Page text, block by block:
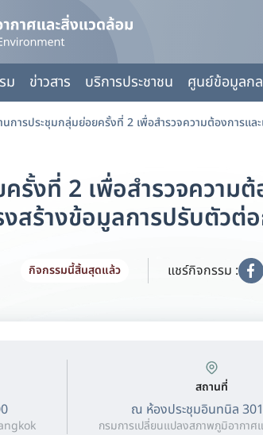
ม ข่าวสาร บริการประชาชน ศูนย์ข้อมูลก
รั้งที่ 2 เพื่อสำรวจความ
สร้างข้อมูลการปรับตัวต่
กิจกรรมนี้สิ้นสุดแล้ว แชร์กิจกรรม :
สถานที่
ณ ห้องประชุมอินทนิล
กรมการเปลี่ยนแปลงสภาพภูมิอากาศ